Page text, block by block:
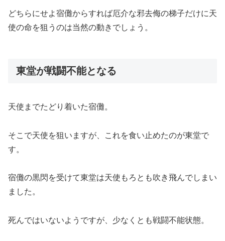
どちらにせよ宿儺からすれば厄介な邪去侮の梯子だけに天
使の命を狙うのは当然の動きでしょう。
東堂が戦闘不能となる
天使までたどり着いた宿儺。
そこで天使を狙いますが、これを食い止めたのが東堂で
す。
宿儺の黒閃を受けて東堂は天使もろとも吹き飛んでしまい
ました。
死んではいないようですが、少なくとも戦闘不能状態。